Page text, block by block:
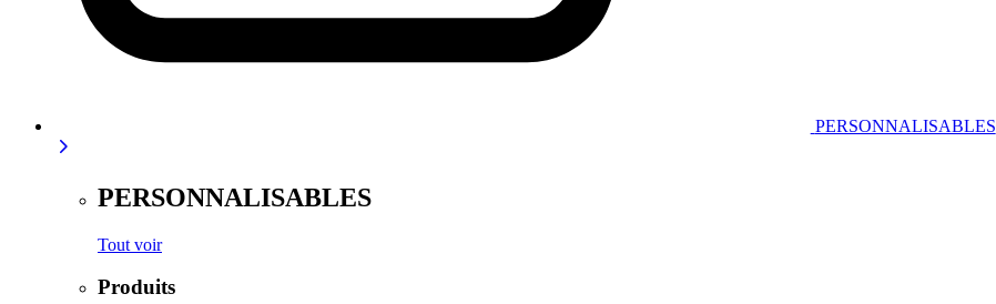
PERSONNALISABLES
PERSONNALISABLES
Tout voir
Produits